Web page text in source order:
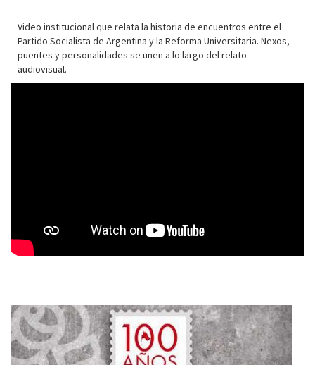
Video institucional que relata la historia de encuentros entre el
Partido Socialista de Argentina y la Reforma Universitaria. Nexos,
puentes y personalidades se unen a lo largo del relato
audiovisual.